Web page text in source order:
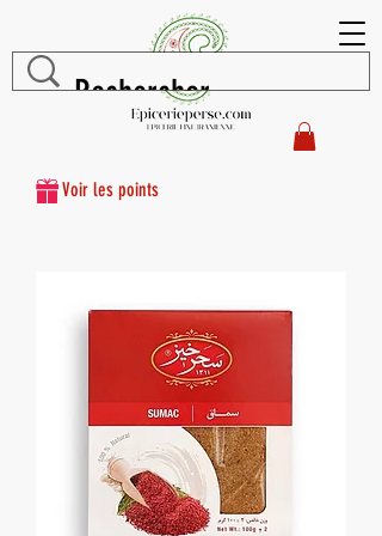
Voir les points